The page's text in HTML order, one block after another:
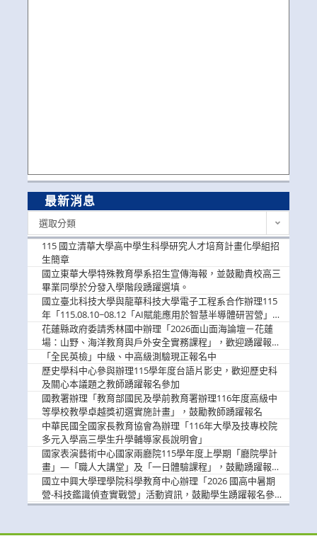
最新消息
選取分類
115 國立清華大學高中學生科學研究人才培育計畫化學組招
生簡章
國立東華大學特殊教育學系招生宣傳海報，並鼓勵貴校高三
畢業同學於分發入學階段踴躍選填。
國立臺北科技大學與龍華科技大學電子工程系合作辦理115
年「115.08.10~08.12「AI賦能應用於智慧半導體研習營」，
歡迎學生踴躍報名參加
花蓮縣政府委請秀林國中辦理「2026面山面海論壇－花蓮
場：山野、海洋教育與戶外安全實務課程」，歡迎踴躍報名
參加
「全民英檢」中級、中高級測驗現正報名中
歷史學科中心參與辦理115學年度台語片影史，歡迎歷史科
及關心本議題之教師踴躍報名參加
國教署辦理「教育部國民及學前教育署辦理116年度高級中
等學校教學卓越獎初選實施計畫」，鼓勵教師踴躍報名
中華民國全國家長教育協會為辦理「116年大學及技專校院
多元入學高三學生升學輔導家長說明會」
國家表演藝術中心國家兩廳院115學年度上學期「廳院學計
畫」—「職人大講堂」及「一日體驗課程」，鼓勵踴躍報名
參與。
國立中興大學理學院科學教育中心辦理「2026 國高中暑期
營-科技鑑識偵查實戰營」活動資訊，鼓勵學生踴躍報名參
加。